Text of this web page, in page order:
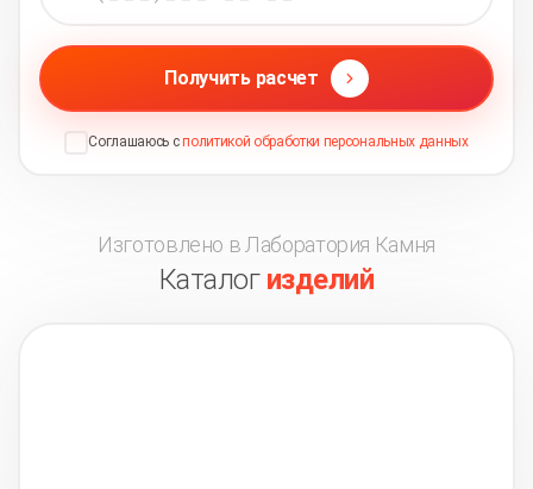
Получить расчет
Соглашаюсь сполитикой обработки персональных данных
Изготовлено в Лаборатория Камня
Каталог изделий